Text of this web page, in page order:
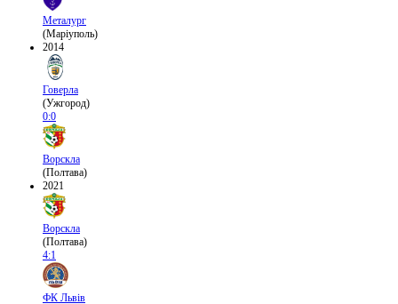
Металург
(Маріуполь)
2014
Говерла
(Ужгород)
0:0
Ворскла
(Полтава)
2021
Ворскла
(Полтава)
4:1
ФК Львів